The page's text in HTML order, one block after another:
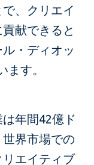
、クリエイ
献できると
・ディオッ
ます。
年間42億ド
界市場での
エイティブ